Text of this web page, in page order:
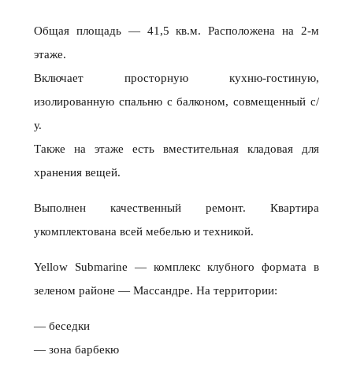
Общая площадь — 41,5 кв.м. Расположена на 2-м
этаже.
Включает просторную кухню-гостиную,
изолированную спальню с балконом, совмещенный с/
у.
Также на этаже есть вместительная кладовая для
хранения вещей.
Выполнен качественный ремонт. Квартира
укомплектована всей мебелью и техникой.
Yellow Submarine — комплекс клубного формата в
зеленом районе — Массандре. На территории:
— беседки
— зона барбекю